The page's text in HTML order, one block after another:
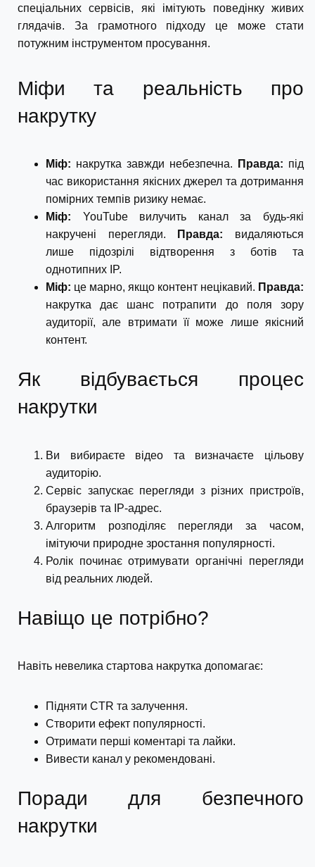
спеціальних сервісів, які імітують поведінку живих
глядачів. За грамотного підходу це може стати
потужним інструментом просування.
Міфи та реальність про
накрутку
Міф: накрутка завжди небезпечна. Правда: під
час використання якісних джерел та дотримання
помірних темпів ризику немає.
Міф: YouTube вилучить канал за будь-які
накручені перегляди.
Правда: видаляються
лише підозрілі відтворення з ботів та
однотипних IP.
Міф: це марно, якщо контент нецікавий. Правда:
накрутка дає шанс потрапити до поля зору
аудиторії, але втримати її може лише якісний
контент.
Як відбувається процес
накрутки
Ви вибираєте відео та визначаєте цільову
аудиторію.
Сервіс запускає перегляди з різних пристроїв,
браузерів та IP-адрес.
Алгоритм розподіляє перегляди за часом,
імітуючи природне зростання популярності.
Ролік починає отримувати органічні перегляди
від реальних людей.
Навіщо це потрібно?
Навіть невелика стартова накрутка допомагає:
Підняти CTR та залучення.
Створити ефект популярності.
Отримати перші коментарі та лайки.
Вивести канал у рекомендовані.
Поради для безпечного
накрутки